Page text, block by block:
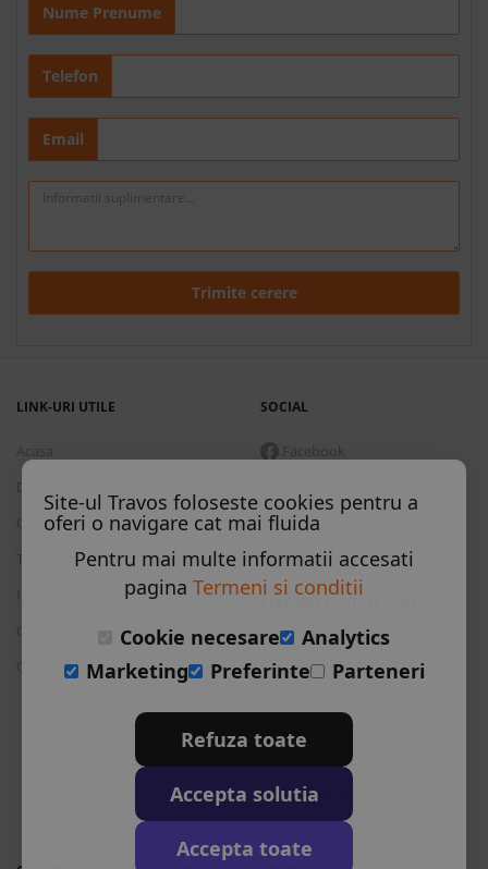
Nume Prenume
Telefon
Email
Trimite cerere
LINK-URI UTILE
Acasa
Contact
Termeni si conditii
Intrebari frecvente
Cum functioneaza
Cauta rezervare
SOCIAL
Facebook
Instagram
Skype
Vizitati Bulgaria
Vizitati Grecia
Vizitati Turcia
Vizitati Spania
Vizitati Croatia
Site-ul Travos foloseste cookies pentru a
oferi o navigare cat mai fluida
Pentru mai multe informatii accesati
pagina Termeni si conditii
Cookie necesare
Analytics
Marketing
Preferinte Parteneri
Refuza toate
Accepta solutia
Accepta toate